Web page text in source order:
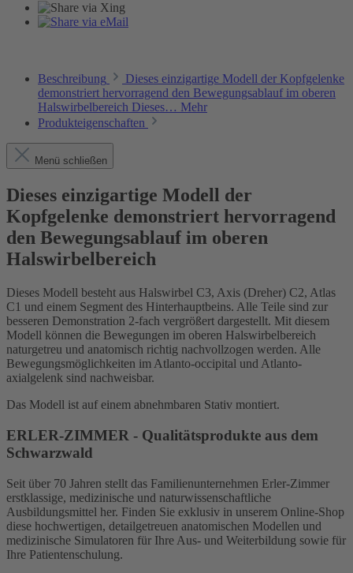
Beschreibung
Dieses einzigartige Modell der Kopfgelenke
demonstriert hervorragend den Bewegungsablauf im oberen
Halswirbelbereich Dieses… Mehr
Produkteigenschaften
Menü schließen
Dieses einzigartige Modell der
Kopfgelenke demonstriert hervorragend
den Bewegungsablauf im oberen
Halswirbelbereich
Dieses Modell besteht aus Halswirbel C3, Axis (Dreher) C2, Atlas
C1 und einem Segment des Hinterhauptbeins. Alle Teile sind zur
besseren Demonstration 2-fach vergrößert dargestellt. Mit diesem
Modell können die Bewegungen im oberen Halswirbelbereich
naturgetreu und anatomisch richtig nachvollzogen werden. Alle
Bewegungsmöglichkeiten im Atlanto-occipital und Atlanto-
axialgelenk sind nachweisbar.
Das Modell ist auf einem abnehmbaren Stativ montiert.
ERLER-ZIMMER - Qualitätsprodukte aus dem
Schwarzwald
Seit über 70 Jahren stellt das Familienunternehmen Erler-Zimmer
erstklassige, medizinische und naturwissenschaftliche
Ausbildungsmittel her. Finden Sie exklusiv in unserem Online-Shop
diese hochwertigen, detailgetreuen anatomischen Modellen und
medizinische Simulatoren für Ihre Aus- und Weiterbildung sowie für
Ihre Patientenschulung.